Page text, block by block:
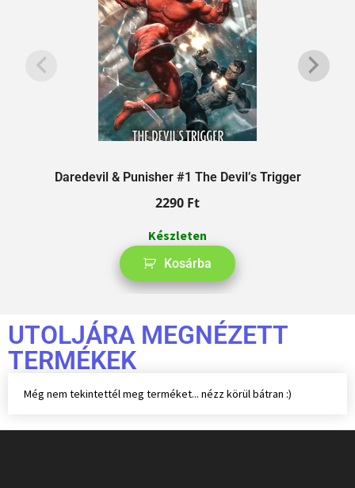
Daredevil & Punisher #1 The Devil’s Trigger
2290 Ft
Készleten
Kosárba
UTOLJÁRA MEGNÉZETT
TERMÉKEK
Még nem tekintettél meg terméket... nézz körül bátran :)